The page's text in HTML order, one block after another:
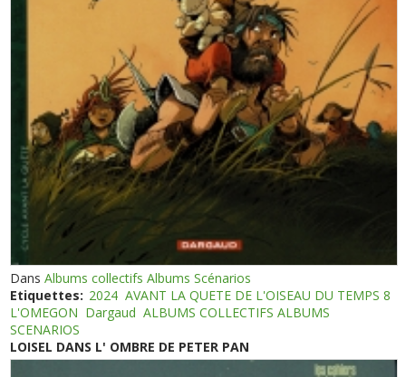
DansAlbums collectifs Albums Scénarios
Etiquettes: 2024 AVANT LA QUETE DE L'OISEAU DU TEMPS 8
L'OMEGON Dargaud ALBUMS COLLECTIFS ALBUMS
SCENARIOS
LOISEL DANS L' OMBRE DE PETER PAN